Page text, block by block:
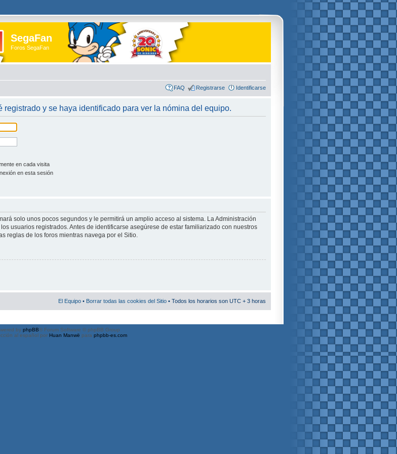
SegaFan
Foros SegaFan
FAQ Registrarse Identificarse
y se haya identificado para ver la nómina del equipo.
en cada visita
en esta sesión
solo unos pocos segundos y le permitirá un amplio acceso al sistema. La Administración
usuarios registrados. Antes de identificarse asegúrese de estar familiarizado con nuestros
reglas de los foros mientras navega por el Sitio.
El Equipo • Borrar todas las cookies del Sitio • Todos los horarios son UTC + 3 horas
by phpBB® Forum Software © phpBB Group
al español por Huan Manwë para phpbb-es.com